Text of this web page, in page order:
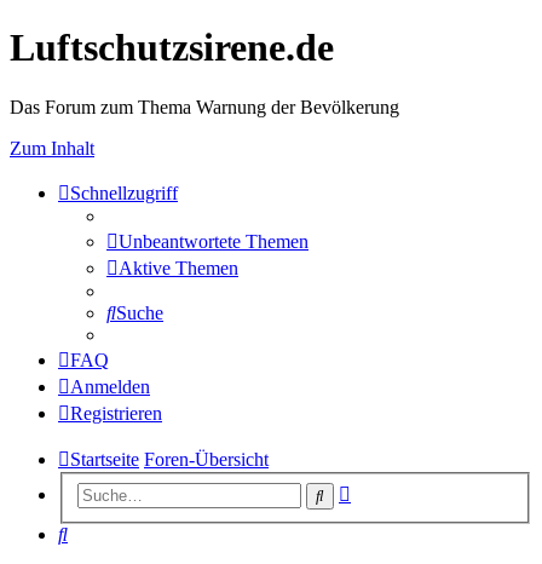
Luftschutzsirene.de
Das Forum zum Thema Warnung der Bevölkerung
Zum Inhalt
Schnellzugriff
Unbeantwortete Themen
Aktive Themen
Suche
FAQ
Anmelden
Registrieren
Startseite Foren-Übersicht
Suche
Suche